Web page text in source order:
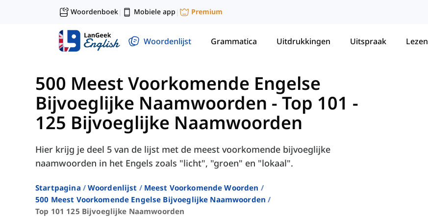
Woordenboek| Mobiele app | Premium
Woordenlijst Grammatica Uitdrukkingen Uitspraak Lezen
500 Meest Voorkomende Engelse
Bijvoeglijke Naamwoorden - Top 101 -
125 Bijvoeglijke Naamwoorden
Hier krijg je deel 5 van de lijst met de meest voorkomende bijvoeglijke
naamwoorden in het Engels zoals "licht", "groen" en "lokaal".
Startpagina Woordenlijst
Meest Voorkomende Woorden
500 Meest Voorkomende Engelse Bijvoeglijke Naamwoorden
Top 101 125 Bijvoeglijke Naamwoorden